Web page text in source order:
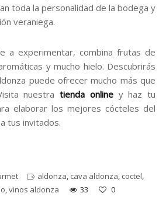
toda la personalidad de la bodega y
veraniega.
a experimentar, combina frutas de
y mucho hielo. Descubrirás
puede ofrecer mucho más que
nuestratienda onliney haz tu
elaborar los mejores cócteles del
tus invitados.
aldonza, cava aldonza, coctel,
,vinos aldonza 33 0